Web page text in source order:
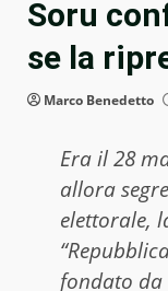
Soru
se la
Marco Benedetto
Era il 28
allora
elettorale,
fondato da